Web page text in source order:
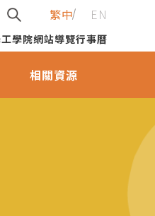
繁中 EN
工學院網站導覽行事曆
相關資源